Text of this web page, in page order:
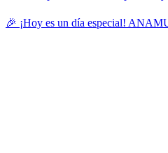
🎉 ¡Hoy es un día especial!